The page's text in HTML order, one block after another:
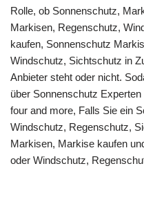
Rolle, ob Sonnenschutz,
Markisen, Regenschutz,
kaufen, Sonnenschutz
Windschutz, Sichtschutz in
Anbieter steht oder nicht.
über Sonnenschutz
four and more, Falls Sie ein
Windschutz, Regenschutz,
Markisen, Markise kaufen
oder Windschutz,